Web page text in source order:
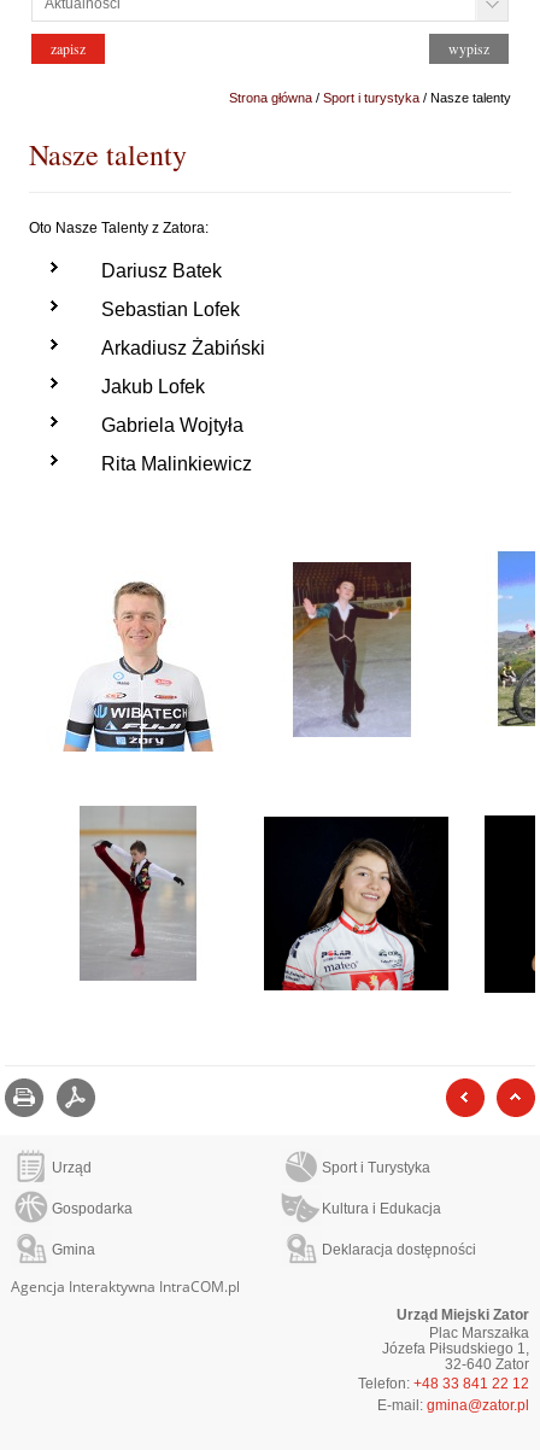
Strona główna/ Sport i turystyka/ Nasze talenty
Nasze talenty
Oto Nasze Talenty z Zatora:
Dariusz Batek
Sebastian Lofek
Arkadiusz Żabiński
Jakub Lofek
Gabriela Wojtyła
Rita Malinkiewicz
Drukuj
Urząd Sport i Turystyka
Gospodarka Kultura i Edukacja
Gmina Deklaracja dostępności
Agencja Interaktywna IntraCOM.pl
Urząd Miejski Zator
Plac Marszałka
Józefa Piłsudskiego 1,
32-640 Zator
Telefon:+48 33 841 22 12
E-mail:gmina@zator.pl